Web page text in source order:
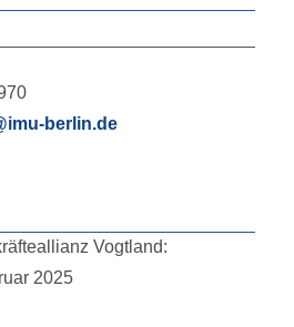
berlin.de
Vogtland:
2025